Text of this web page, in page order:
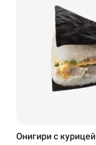
Онигири с курицей